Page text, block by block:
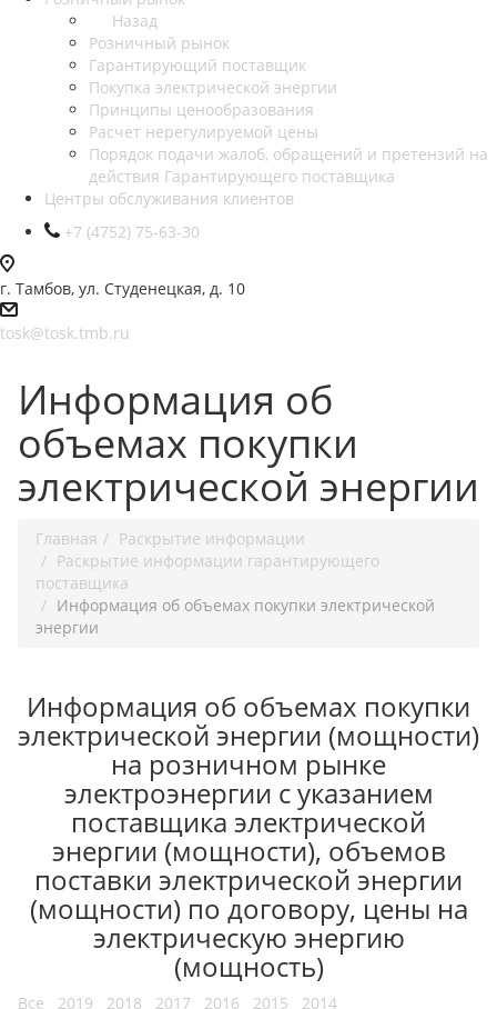
Назад
Розничный рынок
Гарантирующий поставщик
Покупка электрической энергии
Принципы ценообразования
Расчет нерегулируемой цены
Порядок подачи жалоб, обращений и претензий на
действия Гарантирующего поставщика
Центры обслуживания клиентов
+7 (4752) 75-63-30
г. Тамбов, ул. Студенецкая, д. 10
tosk@tosk.tmb.ru
Информация об
объемах покупки
электрической энергии
Главная
Раскрытие информации
Раскрытие информации гарантирующего
поставщика
Информация об объемах покупки электрической
энергии
Информация об объемах покупки
электрической энергии (мощности)
на розничном рынке
электроэнергии с указанием
поставщика электрической
энергии (мощности), объемов
поставки электрической энергии
(мощности) по договору, цены на
электрическую энергию
(мощность)
Все 2019 2018 2017 2016 2015
2014